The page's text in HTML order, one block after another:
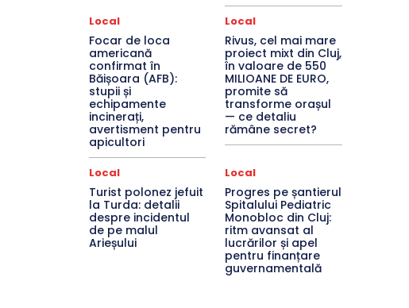
Local
Focar de loca
americană
confirmat în
Băișoara (AFB):
stupii și
echipamente
incinerați,
avertisment pentru
apicultori
Local
Rivus, cel mai mare
proiect mixt din Cluj,
în valoare de 550
MILIOANE DE EURO,
promite să
transforme orașul
— ce detaliu
rămâne secret?
Local
Turist polonez jefuit
la Turda: detalii
despre incidentul
de pe malul
Arieșului
Local
Progres pe șantierul
Spitalului Pediatric
Monobloc din Cluj:
ritm avansat al
lucrărilor și apel
pentru finanțare
guvernamentală